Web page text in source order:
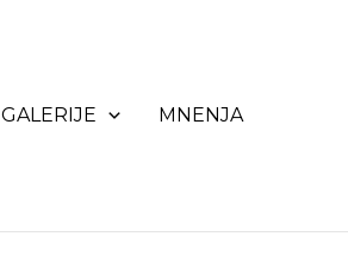
GALERIJE MNENJA